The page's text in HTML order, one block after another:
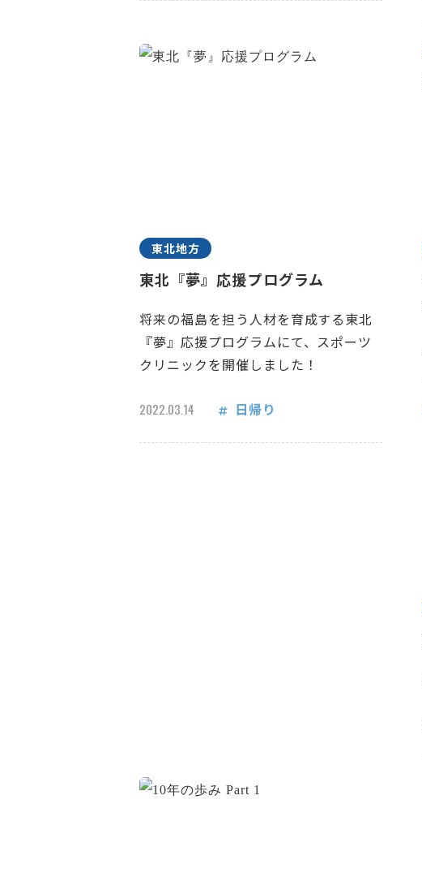
東北地方
東北『夢』応援プログラム
将来の福島を担う人材を育成する東北
『夢』応援プログラムにて、スポーツ
クリニックを開催しました！
2022.03.14 日帰り